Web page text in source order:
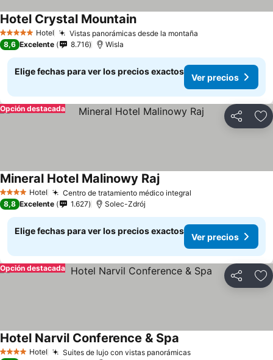
5 Estrellas Hotel Vistas panorámicas desde la montaña
Hotel Crystal MountainVer precios
8,6 Excelente 8.716 Wisla
Elige fechas para ver los precios exactos
Ver precios
Compartir
Opción destacada
4 EstrellasHotel Centro de tratamiento médico integral
Mineral Hotel Malinowy RajVer precios
8,8 Excelente 1.627 Solec-Zdrój
Elige fechas para ver los precios exactos
Ver precios
Compartir
Opción destacada
4 EstrellasHotel Suites de lujo con vistas panorámicasVer precios
Hotel Narvil Conference & Spa